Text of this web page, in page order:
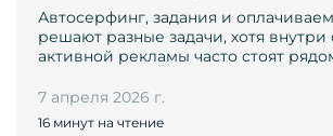
Автосерфинг, задания и
решают разные задачи, хотя внутри
активной рекламы часто стоят
7 апреля 2026 г.
16 минут на чтение